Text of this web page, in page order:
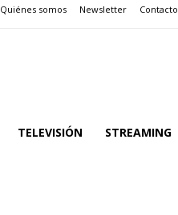
Quiénes somos Newsletter Contacto
TELEVISIÓN STREAMING